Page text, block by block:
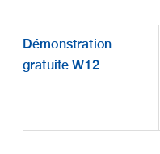
Démonstration
gratuite W12